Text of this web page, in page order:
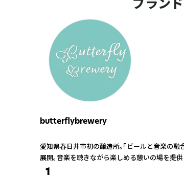
butterflybrewery
愛知県春日井市初の醸造所。「ビールと音楽の
展開。音楽を聴きながら楽しめる憩いの場を提供
1